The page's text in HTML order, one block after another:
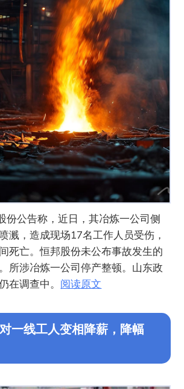
份公告称，近日，其冶炼一公司侧
溅，造成现场17名工作人员受伤，
死亡。恒邦股份未公布事故发生的
所涉冶炼一公司停产整顿。山东政
在调查中。 阅读原文
一线工人变相降薪，降幅